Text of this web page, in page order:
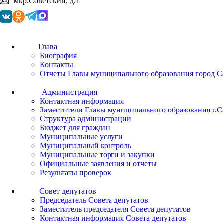
Глава
Биография
Контакты
Отчеты Главы муниципального образования город
Администрация
Контактная информация
Заместители Главы муниципального образования
Структура администрации
Бюджет для граждан
Муниципальные услуги
Муниципальный контроль
Муниципальные торги и закупки
Официальные заявления и отчеты
Результаты проверок
Совет депутатов
Председатель Совета депутатов
Заместитель председателя Совета депутатов
Контактная информация Совета депутатов